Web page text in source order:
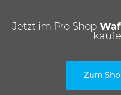
Jetzt im Pro Shop
Zum